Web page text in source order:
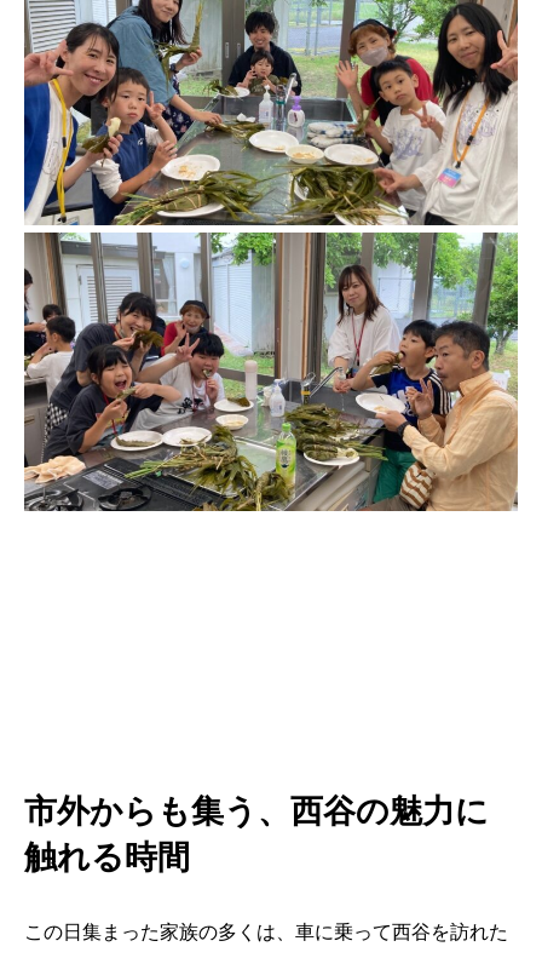
市外からも集う、西谷の魅力に
触れる時間
この日集まった家族の多くは、車に乗って西谷を訪れた